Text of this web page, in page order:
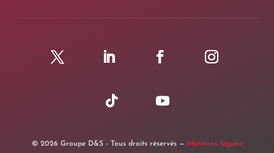
© 2026 Groupe D&S - Tous droits réservés — Mentions légales